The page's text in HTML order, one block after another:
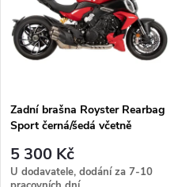
n
p
r
p
i
s
p
Zadní brašna Royster Rearbag
Sport černá/šedá včetně
5 300 Kč
U dodavatele, dodání za 7-10